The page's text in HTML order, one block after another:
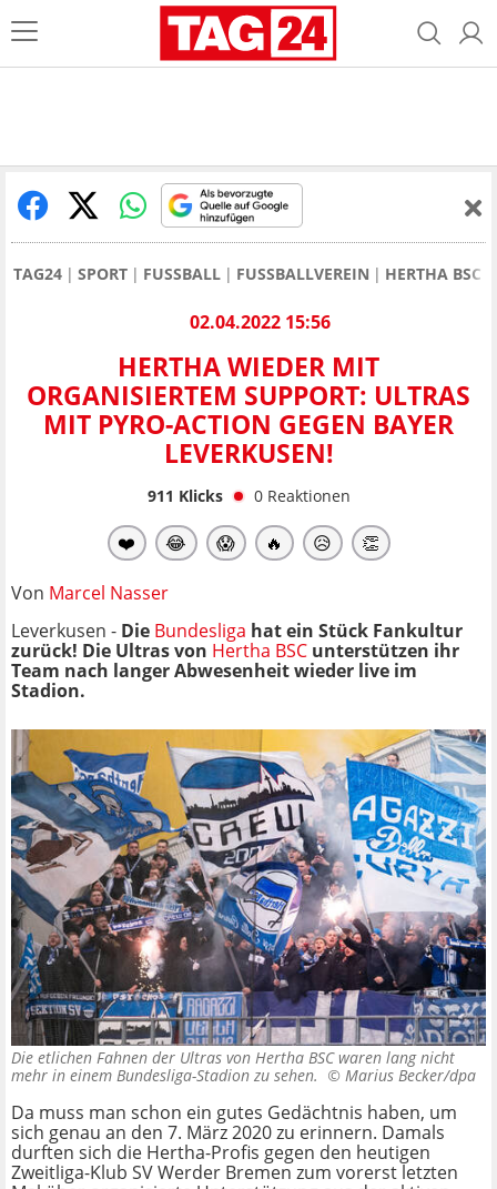
TAG24 SPORT FUSSBALL FUSSBALLVEREIN HERTHA BSC
02.04.2022 15:56
HERTHA WIEDER MIT
ORGANISIERTEM SUPPORT: ULTRAS
MIT PYRO-ACTION GEGEN BAYER
LEVERKUSEN!
911 Klicks 0 Reaktionen
❤️ 😂 😱 🔥 😥 👏
Von Marcel Nasser
Leverkusen - Die Bundesliga hat ein Stück Fankultur
zurück! Die Ultras von Hertha BSC unterstützen ihr
Team nach langer Abwesenheit wieder live im
Stadion.
Die etlichen Fahnen der Ultras von Hertha BSC waren lang nicht
mehr in einem Bundesliga-Stadion zu sehen. © Marius Becker/dpa
Da muss man schon ein gutes Gedächtnis haben, um
sich genau an den 7. März 2020 zu erinnern. Damals
durften sich die Hertha-Profis gegen den heutigen
Zweitliga-Klub SV Werder Bremen zum vorerst letzten